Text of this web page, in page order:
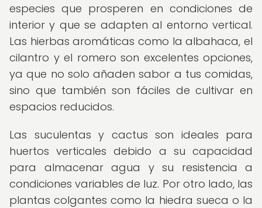
especies que prosperen en condiciones de
interior y que se adapten al entorno vertical.
Las hierbas aromáticas como la albahaca, el
cilantro y el romero son excelentes opciones,
ya que no solo añaden sabor a tus comidas,
sino que también son fáciles de cultivar en
espacios reducidos.
Las suculentas y cactus son ideales para
huertos verticales debido a su capacidad
para almacenar agua y su resistencia a
condiciones variables de luz. Por otro lado, las
plantas colgantes como la hiedra sueca o la